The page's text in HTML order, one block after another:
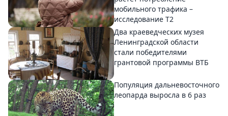
мобильного трафика –
исследование T2
Два краеведческих музея
Ленинградской области
стали победителями
грантовой программы ВТБ
Популяция дальневосточного
леопарда выросла в 6 раз